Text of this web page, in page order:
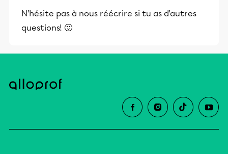
N’hésite pas à nous réécrire si tu as d’autres
questions! 🙂